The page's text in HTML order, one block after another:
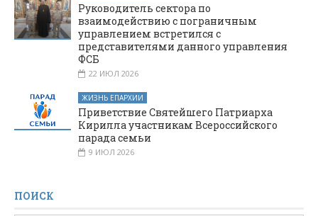
Руководитель сектора по
взаимодействию с пограничным
управлением встретился с
представителями данного управления
ФСБ
22 ИЮЛ 2026
ЖИЗНЬ ЕПАРХИИ
Приветствие Святейшего Патриарха
Кирилла участникам Всероссийского
парада семьи
9 ИЮЛ 2026
ПОИСК